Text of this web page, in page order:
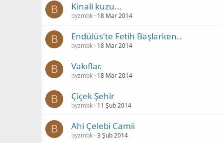
B Kinali kuzu...
byzmbk 18 Mar 2014
B Endülüs'te Fetih Başlarken..
byzmbk 18 Mar 2014
B Vakıflar.
byzmbk 18 Mar 2014
B Çiçek Şehir
byzmbk 11 Şub 2014
B Ahi Çelebi Camii
byzmbk 3 Şub 2014